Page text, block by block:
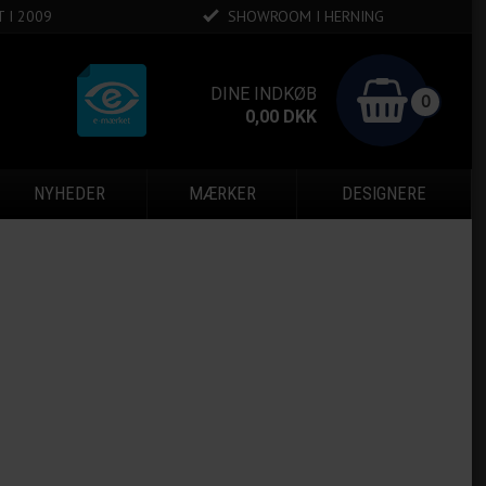
I 2009 SHOWROOM I HERNING
DINE INDKØB 0
0,00 DKK
NYHEDER MÆRKER DESIGNERE